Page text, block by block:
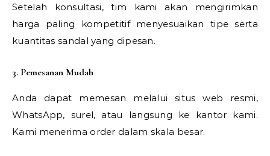
Setelah konsultasi, tim kami akan mengirimkan
harga paling kompetitif menyesuaikan tipe serta
kuantitas sandal yang dipesan.
3. Pemesanan Mudah
Anda dapat memesan melalui situs web resmi,
WhatsApp, surel, atau langsung ke kantor kami.
Kami menerima order dalam skala besar.